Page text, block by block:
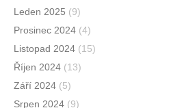
Leden 2025 (9)
Prosinec 2024 (4)
Listopad 2024 (15)
Říjen 2024 (13)
Září 2024 (5)
Srpen 2024 (9)